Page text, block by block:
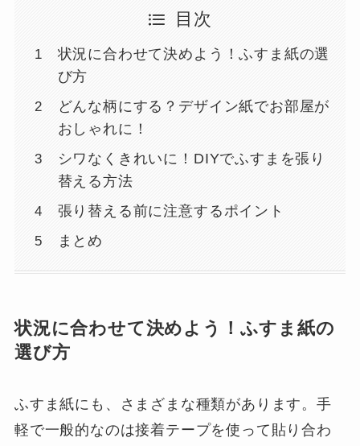
目次
状況に合わせて決めよう！ふすま紙の選
び方
どんな柄にする？デザイン紙でお部屋が
おしゃれに！
シワなくきれいに！DIYでふすまを張り
替える方法
張り替える前に注意するポイント
まとめ
状況に合わせて決めよう！ふすま紙の
選び方
ふすま紙にも、さまざまな種類があります。手
軽で一般的なのは接着テープを使って貼り合わ